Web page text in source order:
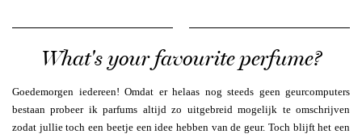
What's your favourite perfume?
Goedemorgen iedereen! Omdat er helaas nog steeds geen geurcomputers
bestaan probeer ik parfums altijd zo uitgebreid mogelijk te omschrijven
zodat jullie toch een beetje een idee hebben van de geur. Toch blijft het een